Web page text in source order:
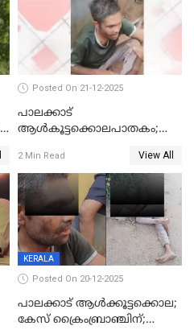
Posted On 21-12-2025
പാലക്കാട്‌
ആൾകൂട്ടക്കൊലപാതകം;
ഊർജ്ജിതമാക്കിമാക്കി
ക്രൈംബ്രാഞ്ച്
2 Min Read View All
KERALA
Posted On 20-12-2025
പാലക്കാട് ആൾക്കൂട്ടക്കൊല;
കേസ് ക്രൈംബ്രാഞ്ചിന്;